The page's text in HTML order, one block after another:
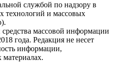
службой по надзору в
технологий и массовых
массовой информации
года. Редакция не несет
информации,